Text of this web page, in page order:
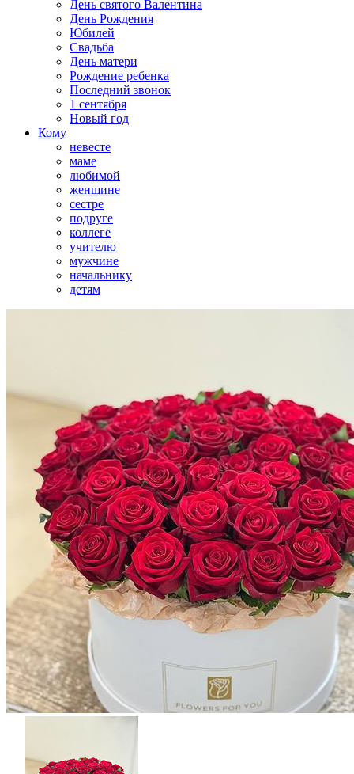
День святого Валентина
День Рождения
Юбилей
Свадьба
День матери
Рождение ребенка
Последний звонок
1 сентября
Новый год
Кому
невесте
маме
любимой
женщине
сестре
подруге
коллеге
учителю
мужчине
начальнику
детям